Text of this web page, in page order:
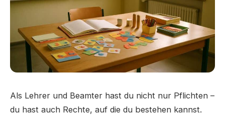
Als Lehrer und Beamter hast du nicht nur Pflichten –
du hast auch Rechte, auf die du bestehen kannst.